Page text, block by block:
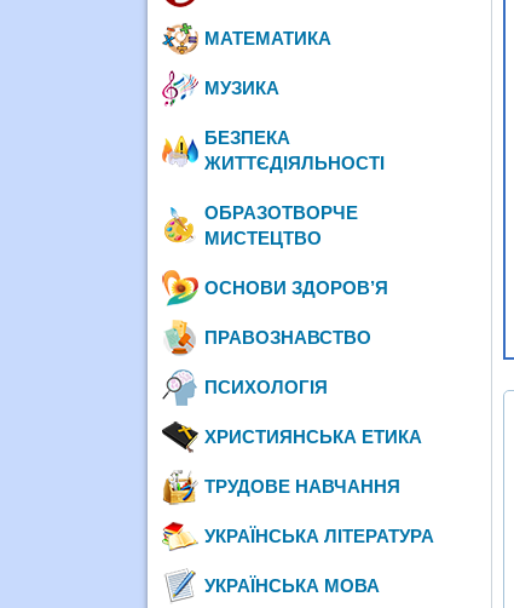
МАТЕМАТИКА
МУЗИКА
БЕЗПЕКА
ЖИТТЄДІЯЛЬНОСТІ
ОБРАЗОТВОРЧЕ
МИСТЕЦТВО
ОСНОВИ ЗДОРОВ’Я
ПРАВОЗНАВСТВО
ПСИХОЛОГІЯ
ХРИСТИЯНСЬКА ЕТИКА
ТРУДОВЕ НАВЧАННЯ
УКРАЇНСЬКА ЛІТЕРАТУРА
УКРАЇНСЬКА МОВА